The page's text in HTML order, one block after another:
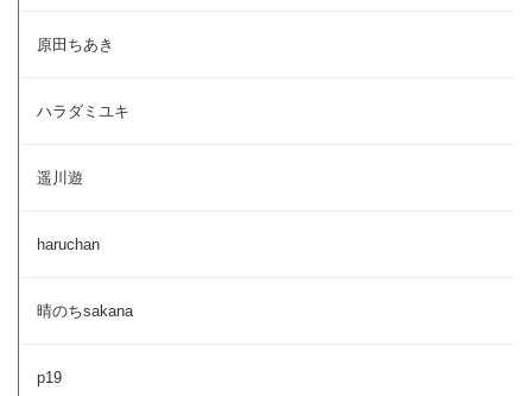
原田ちあき
ハラダミユキ
遥川遊
haruchan
晴のちsakana
p19